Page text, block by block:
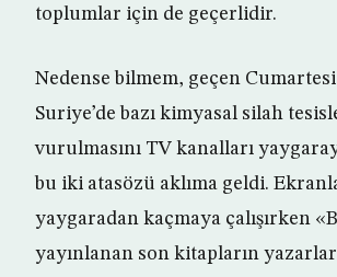
toplumlar için de geçerlidir.
Nedense bilmem, geçen
Suriye’de bazı kimyasal silah
vurulmasını TV kanalları
bu iki atasözü aklıma geldi.
yaygaradan kaçmaya çalışırken
yayınlanan son kitapların